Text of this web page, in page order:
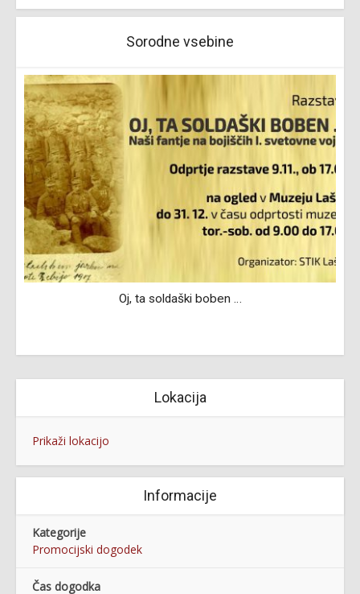
Sorodne vsebine
Oj, ta soldaški boben …
Lokacija
Prikaži lokacijo
Informacije
Kategorije
Promocijski dogodek
Čas dogodka